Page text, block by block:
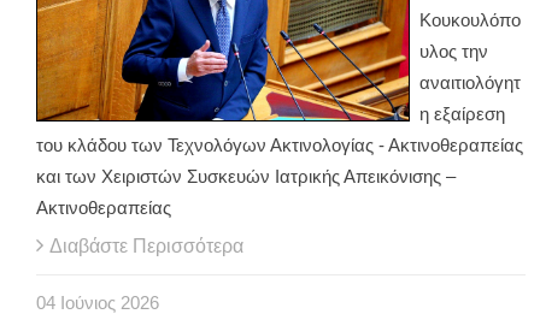
Κουκουλόπο
υλος την
αναιτιολόγητ
η εξαίρεση
του κλάδου των Τεχνολόγων Ακτινολογίας - Ακτινοθεραπείας
και των Χειριστών Συσκευών Ιατρικής Απεικόνισης –
Ακτινοθεραπείας
Διαβάστε Περισσότερα
04 Ιούνιος 2026